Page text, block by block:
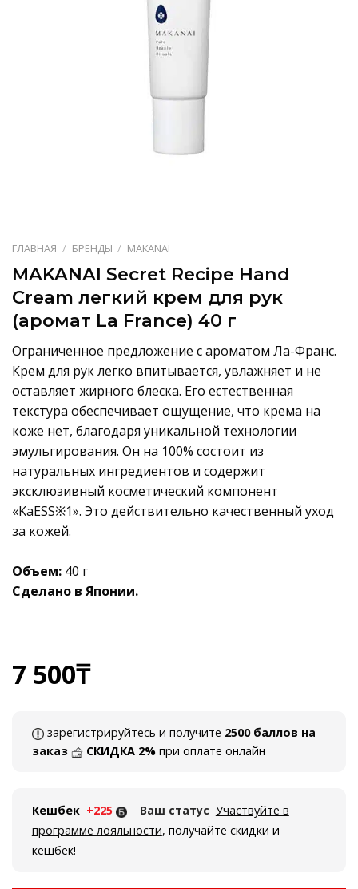
ГЛАВНАЯ / БРЕНДЫ / MAKANAI
MAKANAI Secret Recipe Hand
Cream легкий крем для рук
(аромат La France) 40 г
Ограниченное предложение с ароматом Ла-Франс.
Крем для рук легко впитывается, увлажняет и не
оставляет жирного блеска. Его естественная
текстура обеспечивает ощущение, что крема на
коже нет, благодаря уникальной технологии
эмульгирования. Он на 100% состоит из
натуральных ингредиентов и содержит
эксклюзивный косметический компонент
«KaESS※1». Это действительно качественный уход
за кожей.
Объем: 40 г
Сделано в Японии.
7 500₸
зарегистрируйтесь и получите 2500 баллов на
заказ
СКИДКА 2%при оплате онлайн
Кешбек +225 Ваш статус Участвуйте в
программе лояльности, получайте скидки и
кешбек!